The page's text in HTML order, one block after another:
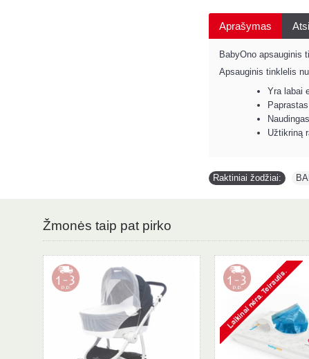
Aprašymas
BabyOno apsauginis
Apsauginis tinklelis
Yra labai
Užtikriną
Raktiniai žodžiai:
Žmonės taip pat pirko